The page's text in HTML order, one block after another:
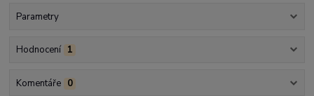
Parametry
Hodnocení 1
Komentáře 0